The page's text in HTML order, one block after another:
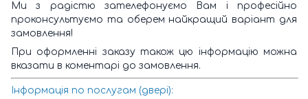
Ми з радістю зателефонуємо Вам і професійно
проконсультуємо та оберем найкращий варіант для
замовлення!
При оформленні заказу також цю інформацію можна
вказати в коментарі до замовлення.
Інформація по послугам (двері):